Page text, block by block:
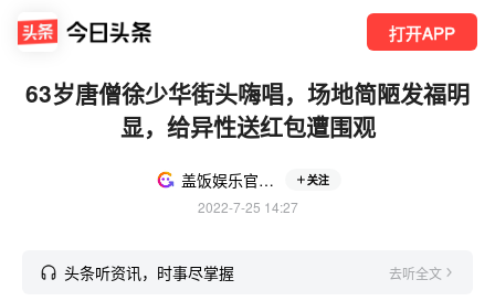
打开APP
63岁唐僧徐少华街头嗨唱，场地简陋发福明
显，给异性送红包遭围观
盖饭娱乐官方号 关注
2022-7-25 14:27
头条听资讯，时事尽掌握 去听全文